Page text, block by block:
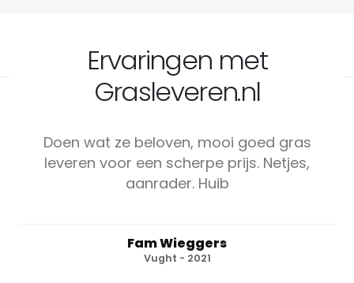
Ervaringen met
Grasleveren.nl
Doen wat ze beloven, mooi goed gras
leveren voor een scherpe prijs. Netjes,
aanrader. Huib
Fam Wieggers
Vught - 2021